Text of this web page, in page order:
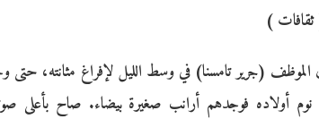
)
الموظف (جرير تامسنا) في وسط الليل لإفراغ مثانته،
أولاده فوجدهم أرانب صغيرة بيضاء. صاح بأعلى